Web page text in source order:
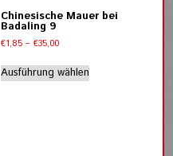
Produktseite
Chinesische Mauer bei
Badaling 9
€1,85 – €35,00Preisspanne:
bis
€35,00
Ausführung wählen
Dieses
Produkt